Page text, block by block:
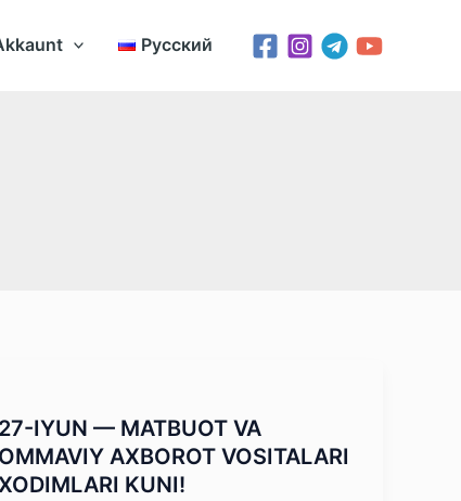
Русский
27-IYUN — MATBUOT VA
OMMAVIY AXBOROT VOSITALARI
KUNI!